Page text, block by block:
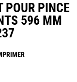
POUR PINCE
596 MM